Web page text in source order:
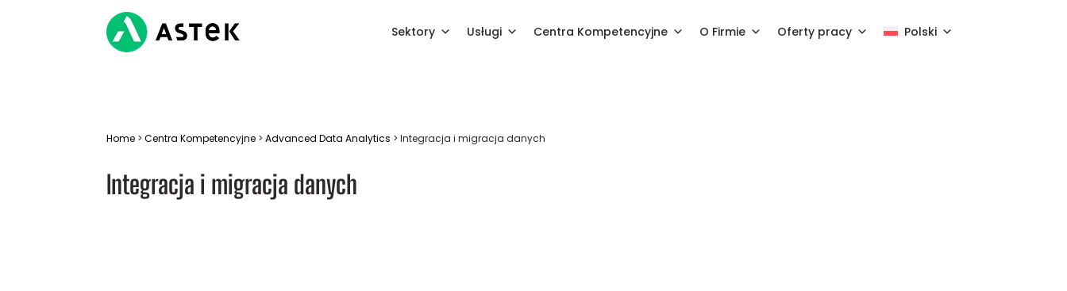
Sektory Usługi Centra Kompetencyjne O Firmie Oferty pracy Polski
Home >Centra Kompetencyjne >Advanced Data Analytics >Integracja i migracja danych
Integracja i migracja danych